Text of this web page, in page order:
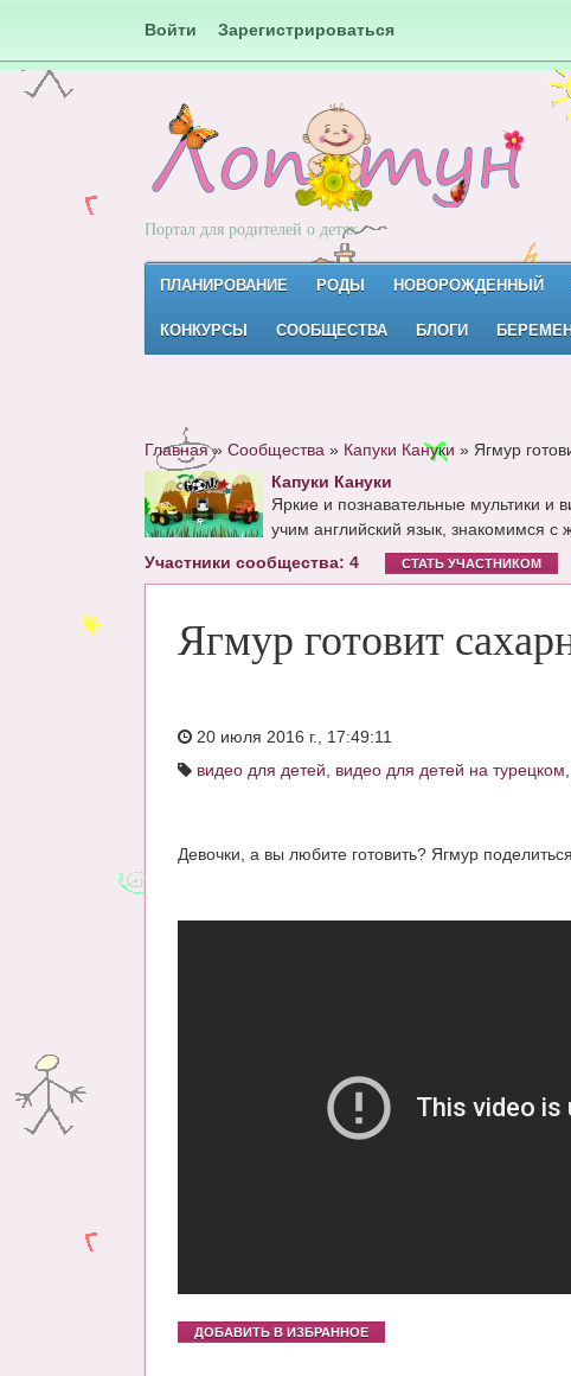
Войти Зарегистрироваться
Портал для родителей о детях
ПЛАНИРОВАНИЕ РОДЫ НОВОРОЖДЕННЫЙ
КОНКУРСЫ СООБЩЕСТВА БЛОГИ
Главная» Сообщества » Капуки Кануки » Ягмур
Капуки Кануки
Яркие и познавательные мультики и
учим английский язык, знакомимся с
Участники сообщества: 4
СТАТЬ УЧАСТНИКОМ
Ягмур готовит
20 июля 2016 г., 17:49:11
видео для детей
видео для детей на турецком
Девочки, а вы любите готовить? Ягмур
ДОБАВИТЬ В ИЗБРАННОЕ